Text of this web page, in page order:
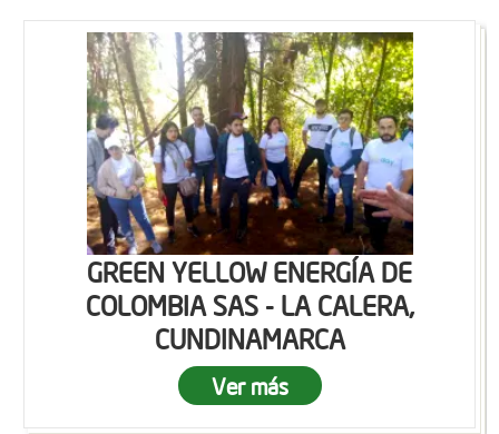
GREEN YELLOW ENERGÍA DE
COLOMBIA SAS - LA CALERA,
CUNDINAMARCA
Ver más